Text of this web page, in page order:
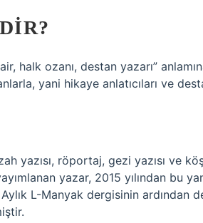
halk ozanı, destan yazarı”
yani hikaye anlatıcıları ve
yazısı, röportaj, gezi yazısı ve
yazar, 2015 yılından bu
L-Manyak dergisinin ardından